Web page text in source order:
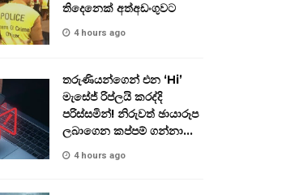
තිදෙනෙක් අත්අඩංගුවට
4 hours ago
තරුණියන්ගෙන් එන ‘Hi’
මැසේජ් රිප්ලයි කරද්දි
පරිස්සමින්! නිරුවත් ඡායාරූප
ලබාගෙන කප්පම් ගන්නා
අලුත්ම ජාවාරමක්!
4 hours ago